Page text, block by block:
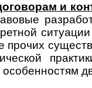
и
прочих